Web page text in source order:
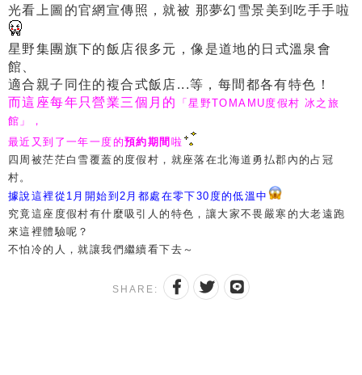
光看上圖的官網宣傳照，就被 那夢幻雪景美到吃手手啦
星野集團旗下的飯店很多元，像是道地的日式溫泉會
館、
適合親子同住的複合式飯店...等，每間都各有特色！
而這座每年只營業三個月的
「星野TOMAMU度假村 冰之旅
館」，
最近又到了一年一度的預約期間 啦
四周被茫茫白雪覆蓋的度假村，就座落在北海道勇払郡內的占冠
村。
據說這裡從1月開始到2月都處在零下30度的低溫中
究竟這座度假村有什麼吸引人的 特色，讓大家不畏嚴寒的大老遠跑
來這裡體驗呢？
不怕冷的人，就讓我們繼續看下去～
SHARE: